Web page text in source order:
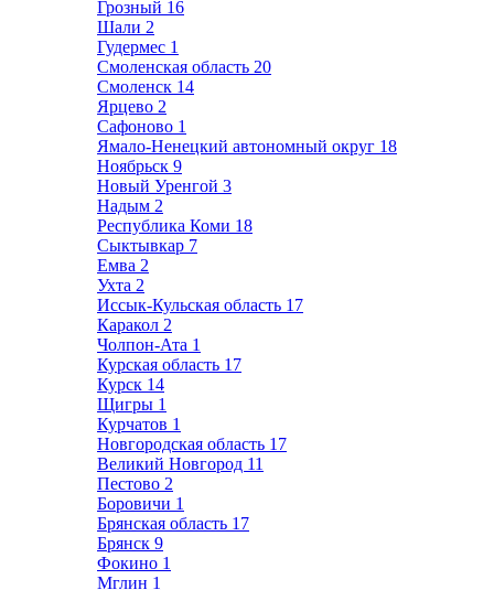
Грозный 16
Шали 2
Гудермес 1
Смоленская область 20
Смоленск 14
Ярцево 2
Сафоново 1
Ямало-Ненецкий автономный округ 18
Ноябрьск 9
Новый Уренгой 3
Надым 2
Республика Коми 18
Сыктывкар 7
Емва 2
Ухта 2
Иссык-Кульская область 17
Каракол 2
Чолпон-Ата 1
Курская область 17
Курск 14
Щигры 1
Курчатов 1
Новгородская область 17
Великий Новгород 11
Пестово 2
Боровичи 1
Брянская область 17
Брянск 9
Фокино 1
Мглин 1